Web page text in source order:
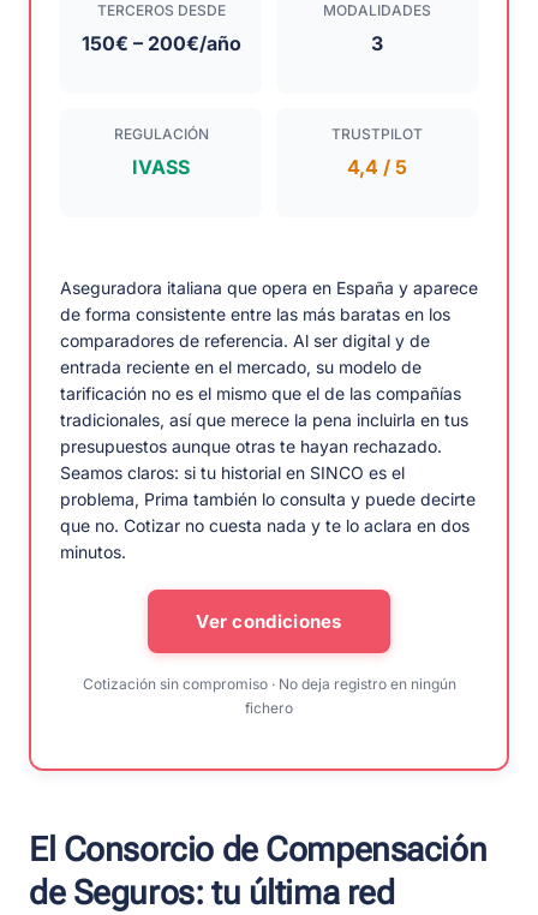
TERCEROS DESDE
150€ – 200€/año
MODALIDADES
3
REGULACIÓN
IVASS
TRUSTPILOT
4,4 / 5
Aseguradora italiana que opera en España y aparece
de forma consistente entre las más baratas en los
comparadores de referencia. Al ser digital y de
entrada reciente en el mercado, su modelo de
tarificación no es el mismo que el de las compañías
tradicionales, así que merece la pena incluirla en tus
presupuestos aunque otras te hayan rechazado.
Seamos claros: si tu historial en SINCO es el
problema, Prima también lo consulta y puede decirte
que no. Cotizar no cuesta nada y te lo aclara en dos
minutos.
Ver condiciones
Cotización sin compromiso · No deja registro en ningún
fichero
El Consorcio de Compensación
de Seguros: tu última red